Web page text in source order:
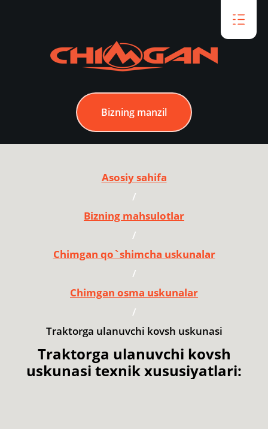
Bizning manzil
Asosiy sahifa
/
Bizning mahsulotlar
/
Chimgan qo`shimcha uskunalar
/
Chimgan osma uskunalar
/
Traktorga ulanuvchi kovsh uskunasi
Traktorga ulanuvchi kovsh
uskunasi texnik xususiyatlari: